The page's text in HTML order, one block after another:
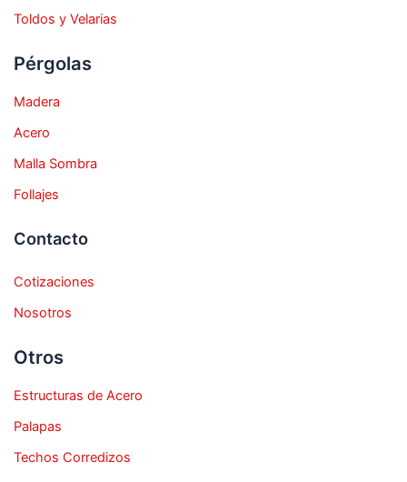
Toldos y Velarias
Pérgolas
Madera
Acero
Malla Sombra
Follajes
Contacto
Cotizaciones
Nosotros
Otros
Estructuras de Acero
Palapas
Techos Corredizos